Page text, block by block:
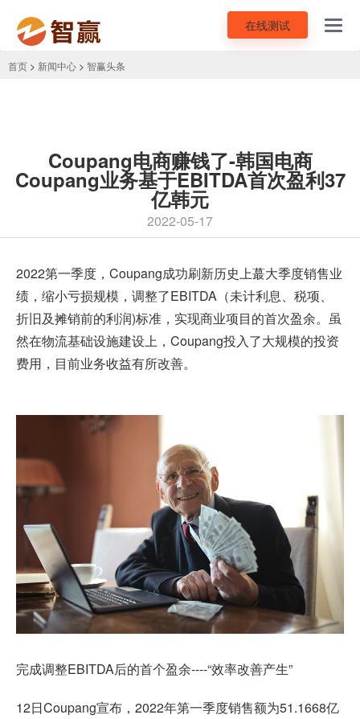
在线测试
首页 > 新闻中心 > 智赢头条
Coupang电商赚钱了-韩国电商
Coupang业务基于EBITDA首次盈利37
亿韩元
2022-05-17
2022第一季度， Coupang成功刷新历史上蕞大季度销售业
绩，缩小亏损规模，调整了EBITDA（未计利息、税项、
折旧及摊销前的利润)标准，实现商业项目的首次盈余。虽
然在物流基础设施建设上，Coupang投入了大规模的投资
费用，目前业务收益有所改善。
完成调整EBITDA后的首个盈余----“效率改善产生”
12日Coupang宣布，2022年第一季度销售额为51.1668亿